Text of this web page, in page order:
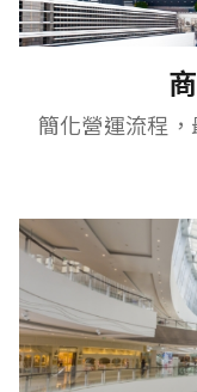
簡化營運流程